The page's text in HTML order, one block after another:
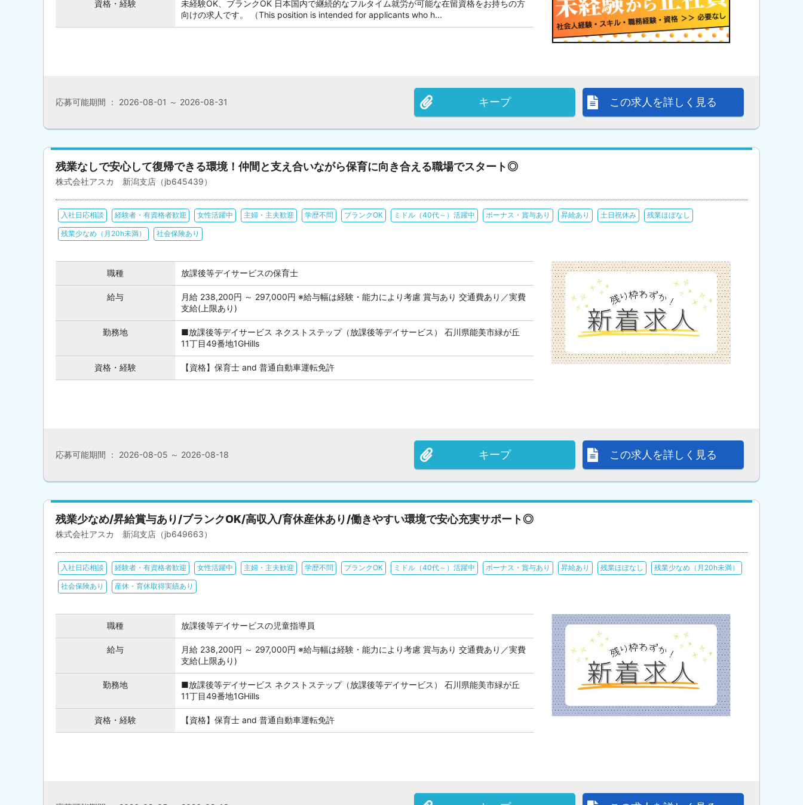
資格・経験
未経験OK、ブランクOK 日本国内で継続的なフルタイム就労が可能な在留資格をお持ちの方
向けの求人です。 （This position is intended for applicants who h...
この求人を詳しく見る
キープ
応募可能期間 ： 2026-08-01 ～ 2026-08-31
残業なしで安心して復帰できる環境！仲間と支え合いながら保育に向き合える職場でスタート◎
株式会社アスカ 新潟支店（jb645439）
入社日応相談 経験者・有資格者歓迎 女性活躍中 主婦・主夫歓迎 学歴不問 ブランクOK ミドル（40代～）活躍中 ボーナス・賞与あり 昇給あり 土日祝休み 残業ほぼなし
残業少なめ（月20h未満） 社会保険あり
職種 放課後等デイサービスの保育士
給与
月給 238,200円 ～ 297,000円 ※給与幅は経験・能力により考慮 賞与あり 交通費あり／実費
支給(上限あり)
勤務地
■放課後等デイサービス ネクストステップ（放課後等デイサービス） 石川県能美市緑が丘
11丁目49番地1GHills
資格・経験 【資格】保育士 and 普通自動車運転免許
この求人を詳しく見る
キープ
応募可能期間 ： 2026-08-05 ～ 2026-08-18
残業少なめ/昇給賞与あり/ブランクOK/高収入/育休産休あり/働きやすい環境で安心充実サポート◎
株式会社アスカ 新潟支店（jb649663）
入社日応相談 経験者・有資格者歓迎 女性活躍中 主婦・主夫歓迎 学歴不問 ブランクOK ミドル（40代～）活躍中 ボーナス・賞与あり 昇給あり 残業ほぼなし 残業少なめ（月20h未満）
社会保険あり 産休・育休取得実績あり
職種 放課後等デイサービスの児童指導員
給与
月給 238,200円 ～ 297,000円 ※給与幅は経験・能力により考慮 賞与あり 交通費あり／実費
支給(上限あり)
勤務地
■放課後等デイサービス ネクストステップ（放課後等デイサービス） 石川県能美市緑が丘
11丁目49番地1GHills
資格・経験 【資格】保育士 and 普通自動車運転免許